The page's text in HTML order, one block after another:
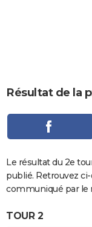
CARTE DE VOEUX
DICTIONNAIRE
Dictionnaire
Biographies
Expressions
Proverbes
PROGRAMME TV
COPAINS D'AVANT
Se connecter
Collèges
Universités
Entreprises
Service militaire
Avis de recherche
AVIS DE DÉCÈS
FORUM
Résultat de la
Le résultat du 2e
publié. Retrouvez
communiqué par le
TOUR 2